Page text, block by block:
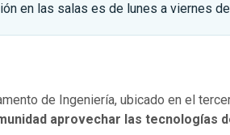
en las salas es de lunes a viernes de
de Ingeniería, ubicado en el
aprovechar las tecnologías